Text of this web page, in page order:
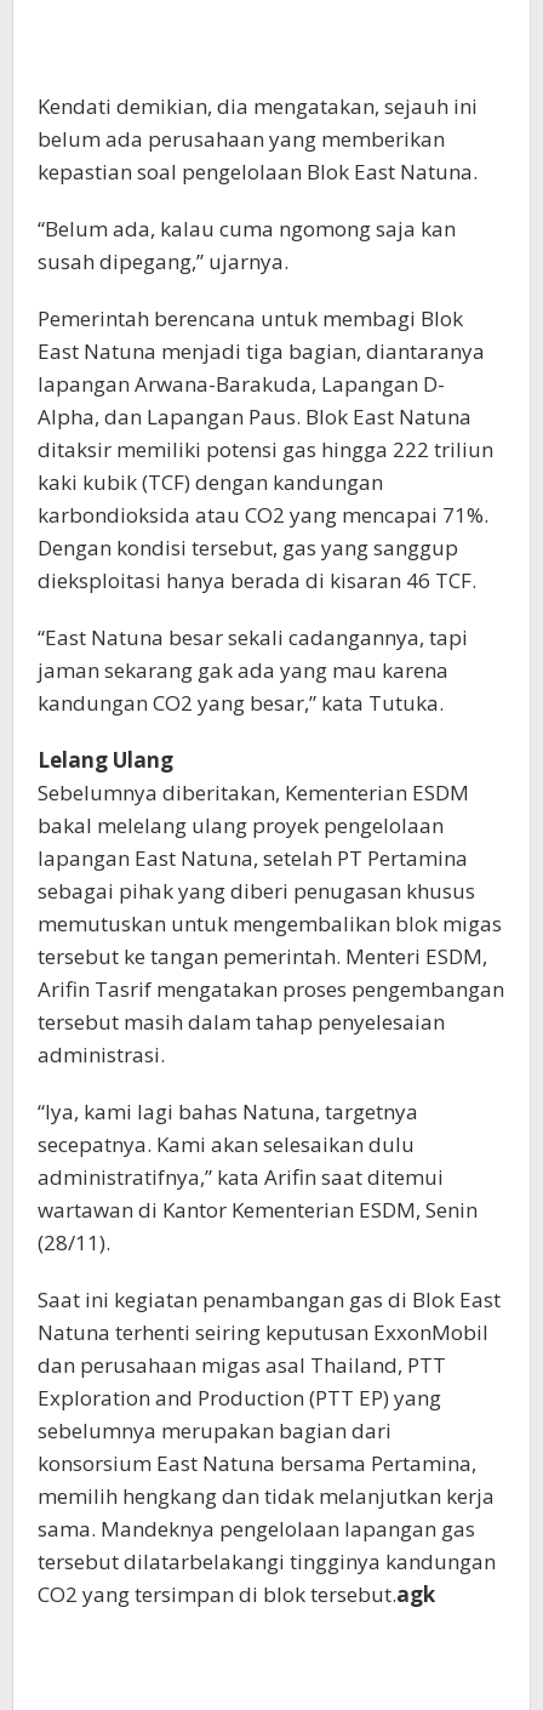
Kendati demikian, dia mengatakan, sejauh ini
belum ada perusahaan yang memberikan
kepastian soal pengelolaan Blok East Natuna.
“Belum ada, kalau cuma ngomong saja kan
susah dipegang,” ujarnya.
Pemerintah berencana untuk membagi Blok
East Natuna menjadi tiga bagian, diantaranya
lapangan Arwana-Barakuda, Lapangan D-
Alpha, dan Lapangan Paus. Blok East Natuna
ditaksir memiliki potensi gas hingga 222 triliun
kaki kubik (TCF) dengan kandungan
karbondioksida atau CO2 yang mencapai 71%.
Dengan kondisi tersebut, gas yang sanggup
dieksploitasi hanya berada di kisaran 46 TCF.
“East Natuna besar sekali cadangannya, tapi
jaman sekarang gak ada yang mau karena
kandungan CO2 yang besar,” kata Tutuka.
Lelang Ulang
Sebelumnya diberitakan, Kementerian ESDM
bakal melelang ulang proyek pengelolaan
lapangan East Natuna, setelah PT Pertamina
sebagai pihak yang diberi penugasan khusus
memutuskan untuk mengembalikan blok migas
tersebut ke tangan pemerintah. Menteri ESDM,
Arifin Tasrif mengatakan proses pengembangan
tersebut masih dalam tahap penyelesaian
administrasi.
“Iya, kami lagi bahas Natuna, targetnya
secepatnya. Kami akan selesaikan dulu
administratifnya,” kata Arifin saat ditemui
wartawan di Kantor Kementerian ESDM, Senin
(28/11).
Saat ini kegiatan penambangan gas di Blok East
Natuna terhenti seiring keputusan ExxonMobil
dan perusahaan migas asal Thailand, PTT
Exploration and Production (PTT EP) yang
sebelumnya merupakan bagian dari
konsorsium East Natuna bersama Pertamina,
memilih hengkang dan tidak melanjutkan kerja
sama. Mandeknya pengelolaan lapangan gas
tersebut dilatarbelakangi tingginya kandungan
CO2 yang tersimpan di blok tersebut.agk